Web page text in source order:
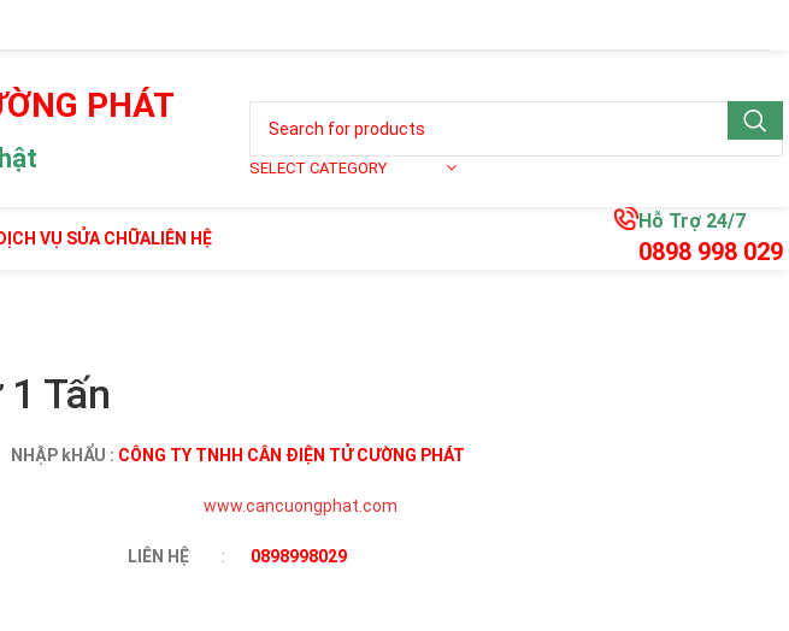
PHÁT
SELECT CATEGORY
DỊCH VỤ SỬA CHỮALIÊN HỆ
Hỗ Trợ 24/7
0898 998 029
Tấn
NHẬP kHẨU : CÔNG TY TNHH CÂN ĐIỆN TỬ CƯỜNG PHÁT
www.cancuongphat.com
LIÊN HỆ : 0898998029